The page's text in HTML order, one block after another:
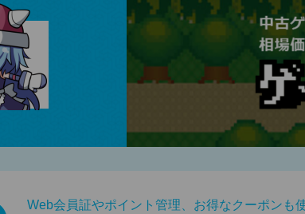
Web会員証やポイント管理、お得なクーポンも